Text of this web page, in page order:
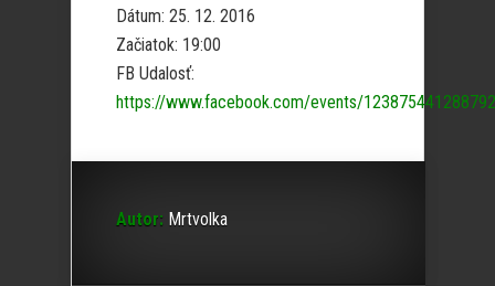
Dátum: 25. 12. 2016
Začiatok: 19:00
FB Udalosť:
https://www.facebook.com/events/
Autor: Mrtvolka